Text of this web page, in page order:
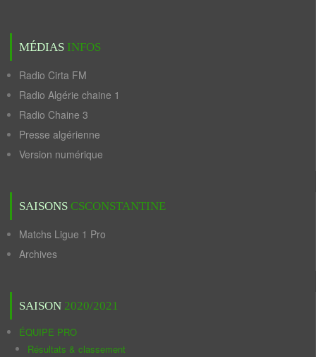
MÉDIAS INFOS
Radio Cirta FM
Radio Algérie chaine 1
Radio Chaine 3
Presse algérienne
Version numérique
SAISONS CSCONSTANTINE
Matchs Ligue 1 Pro
Archives
SAISON 2020/2021
ÉQUIPE PRO
Résultats & classement